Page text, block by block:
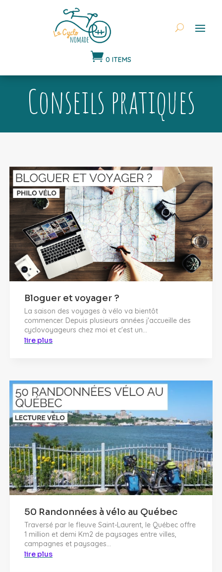
 0 ITEMS
Conseils pratiques
Bloguer et voyager ?
La saison des voyages à vélo va bientôt
commencer. Depuis plusieurs années j'accueille des
cyclovoyageurs chez moi et c'est un...
lire plus
50 Randonnées à vélo au Québec
Traversé par le fleuve Saint-Laurent, le Québec offre
1 million et demi Km2 de paysages entre villes,
campagnes et paysages...
lire plus